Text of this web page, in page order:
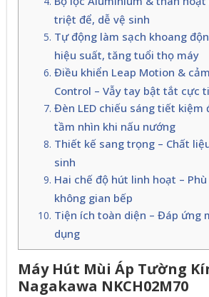
triệt để, dễ vệ sinh
Tự động làm sạch khoang
hiệu suất, tăng tuổi thọ máy
Điều khiển Leap Motion &
Control – Vẫy tay bật tắt cực
Đèn LED chiếu sáng tiết kiệm
tầm nhìn khi nấu nướng
Thiết kế sang trọng – Chất
sinh
Hai chế độ hút linh hoạt –
không gian bếp
Tiện ích toàn diện – Đáp ứng
dụng
Máy Hút Mùi Áp Tường
Nagakawa NKCH02M70